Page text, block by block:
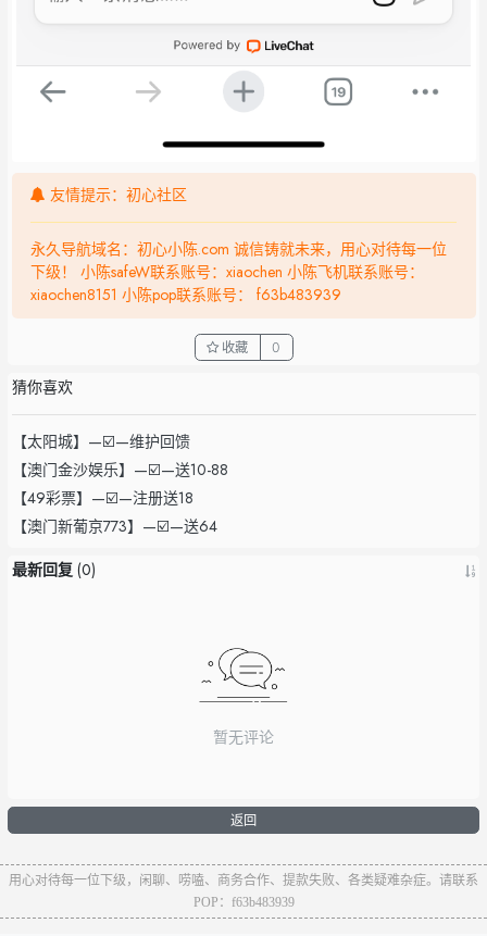
友情提示：初心社区
永久导航域名：初心小陈.com 诚信铸就未来，用心对待每一位
下级！ 小陈safeW联系账号：xiaochen 小陈飞机联系账号：
xiaochen8151 小陈pop联系账号： f63b483939
收藏 0
猜你喜欢
【太阳城】—☑️—维护回馈
【澳门金沙娱乐】—☑️—送10-88
【49彩票】—☑️—注册送18
【澳门新葡京773】—☑️—送64
最新回复(0)
暂无评论
返回
用心对待每一位下级，闲聊、唠嗑、商务合作、提款失败、各类疑难杂症。请联系
POP：f63b483939